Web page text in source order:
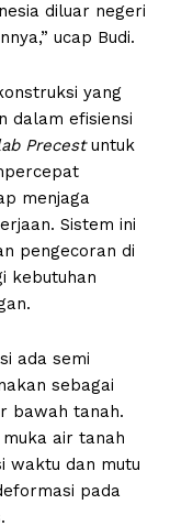
diluar negeri
ucap Budi.
yang
dalam efisiensi
Precestuntuk
menjaga
Sistem ini
pengecoran di
kebutuhan
ada semi
sebagai
bawah tanah.
air tanah
waktu dan mutu
pada